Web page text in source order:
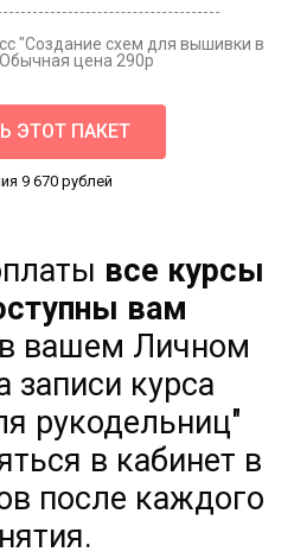
"Создание схем для вышивки в
цена 290р
ЭТОТ ПАКЕТ
9 670 рублей
все курсы
вам
в вашем Личном
записи курса
рукодельниц"
в кабинет в
после каждого